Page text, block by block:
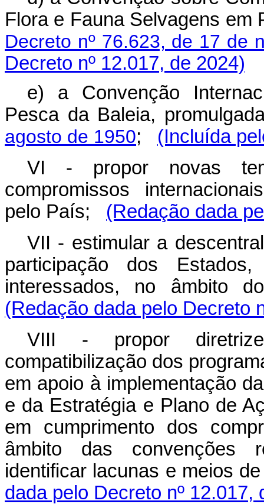
Flora e Fauna Selvagens em
Decreto nº 76.623, de 17 de
Decreto nº 12.017, de 2024)
e) a Convenção
Pesca da Baleia,
agosto de 1950;
(Incluída
VI - propor novas
compromissos
pelo País;
(Redação dada
VII - estimular a
participação dos
interessados, no âmbito
(Redação dada pelo Decreto
VIII - propor
compatibilização dos
em apoio à implementação
e da Estratégia e Plano de
em cumprimento dos
âmbito das convenções
identificar lacunas e meios
dada pelo Decreto nº 12.017,